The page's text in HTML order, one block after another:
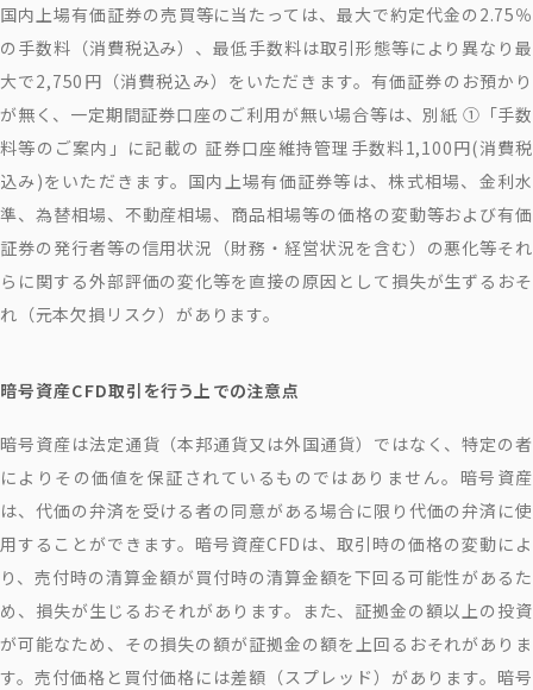
国内上場有価証券の売買等に当たっては、最大で約定代金の2.75％
の手数料（消費税込み）、最低手数料は取引形態等により異なり最
大で2,750円（消費税込み）をいただきます。有価証券のお預かり
が無く、一定期間証券口座のご利用が無い場合等は、別紙 ①「手数
料等のご案内」に記載の 証券口座維持管理手数料1,100円(消費税
込み)をいただきます。国内上場有価証券等は、株式相場、金利水
準、為替相場、不動産相場、商品相場等の価格の変動等および有価
証券の発行者等の信用状況（財務・経営状況を含む）の悪化等それ
らに関する外部評価の変化等を直接の原因として損失が生ずるおそ
れ（元本欠損リスク）があります。
暗号資産CFD取引を行う上での注意点
暗号資産は法定通貨（本邦通貨又は外国通貨）ではなく、特定の者
によりその価値を保証されているものではありません。暗号資産
は、代価の弁済を受ける者の同意がある場合に限り代価の弁済に使
用することができます。暗号資産CFDは、取引時の価格の変動によ
り、売付時の清算金額が買付時の清算金額を下回る可能性があるた
め、損失が生じるおそれがあります。また、証拠金の額以上の投資
が可能なため、その損失の額が証拠金の額を上回るおそれがありま
す。売付価格と買付価格には差額（スプレッド）があります。暗号